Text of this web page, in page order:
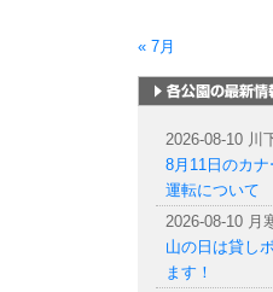
« 7月
2026-08-10 川
8月11日のカ
運転について
2026-08-10 月
山の日は貸し
ます！